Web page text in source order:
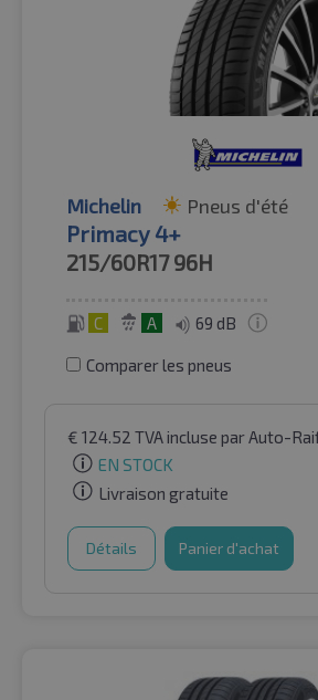
Michelin Pneus d'été
Primacy 4+
215/60R17 96H
C A 69 dB
Comparer les pneus
€ 124.52 TVA incluse par Auto-
EN STOCK
Livraison gratuite
Détails Panier d'achat